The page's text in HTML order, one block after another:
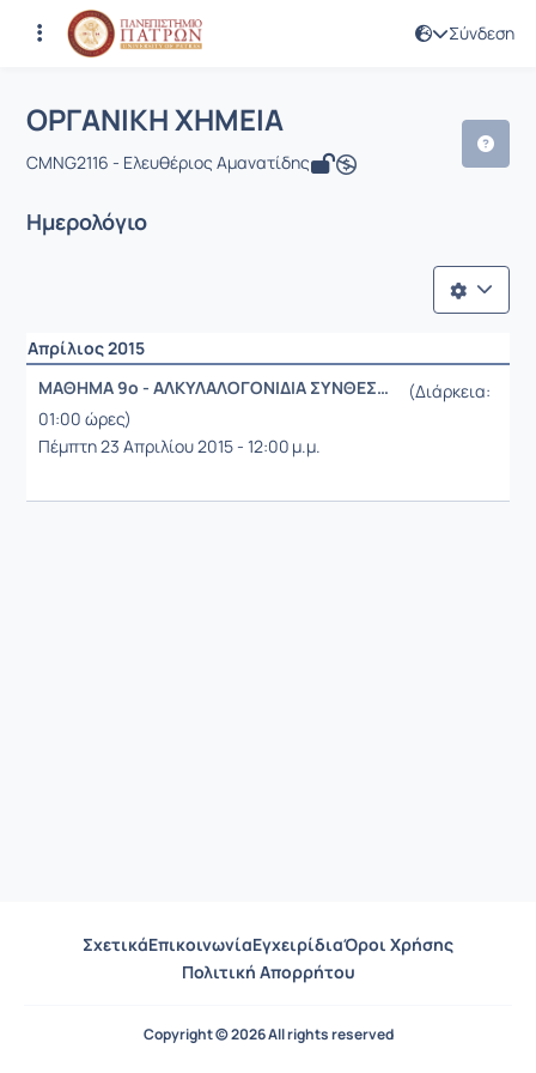
Σύνδεση
Μάθημα : ΟΡΓΑΝΙΚΗ ΧΗΜΕΙΑ
Κωδικός : CMNG2116
ΟΡΓΑΝΙΚΗ ΧΗΜΕΙΑ
CMNG2116 - Ελευθέριος Αμανατίδης
Ημερολόγιο
Απρίλιος 2015
ΜΑΘΗΜΑ 9ο - ΑΛΚΥΛΑΛΟΓΟΝΙΔΙΑ ΣΥΝΘΕΣΗ ΚΑΙ ΑΝΤΙΔΡΑΣΕΙΣ
(Διάρκεια:
01:00 ώρες)
Πέμπτη 23 Απριλίου 2015 - 12:00 μ.μ.
ΣχετικάΕπικοινωνίαΕγχειρίδιαΌροι Χρήσης
Πολιτική Απορρήτου
Copyright © 2026 All rights reserved